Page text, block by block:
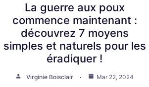
La guerre aux poux
commence maintenant :
découvrez 7 moyens
simples et naturels pour les
éradiquer !
Virginie Boisclair Mar 22, 2024